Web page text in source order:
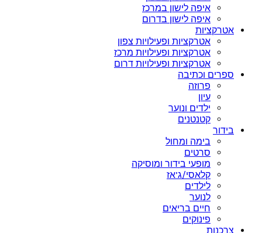
איפה לישון במרכז
איפה לישון בדרום
אטרקציות
אטרקציות ופעילויות צפון
אטרקציות ופעילויות מרכז
אטרקציות ופעילויות דרום
ספרים וכתיבה
פרוזה
עיון
ילדים ונוער
קטנטנים
בידור
בימה ומחול
סרטים
מופעי בידור ומוסיקה
קלאסי/ג’אז
לילדים
לנוער
חיים בריאים
פינוקים
צרכנות